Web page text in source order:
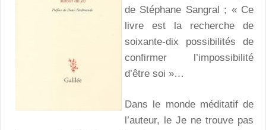
de Stéphane Sangral ; « Ce
livre est la recherche de
soixante-dix possibilités de
confirmer l’impossibilité
d’être soi »…
Dans le monde méditatif de
l’auteur, le Je ne trouve pas